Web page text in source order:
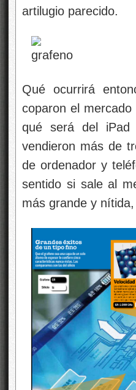
artilugio parecido.
Qué ocurrirá
coparon el
qué será del
vendieron más de
de ordenador y
sentido si sale al
más grande y